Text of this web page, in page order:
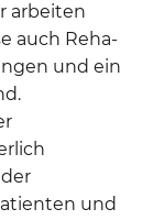
arbeiten
auch Reha-
und ein
und